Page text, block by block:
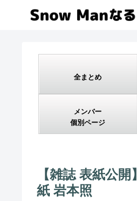
全まとめ
メンバー
個別ページ
【雑誌 表紙公
紙 岩本照